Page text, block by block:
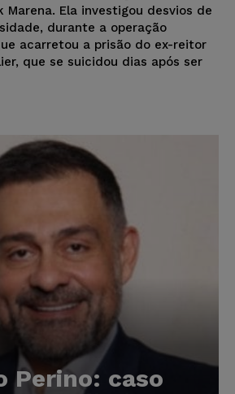
Marena. Ela investigou desvios de
durante a operação
acarretou a prisão do ex-reitor
que se suicidou dias após ser
Perino: caso